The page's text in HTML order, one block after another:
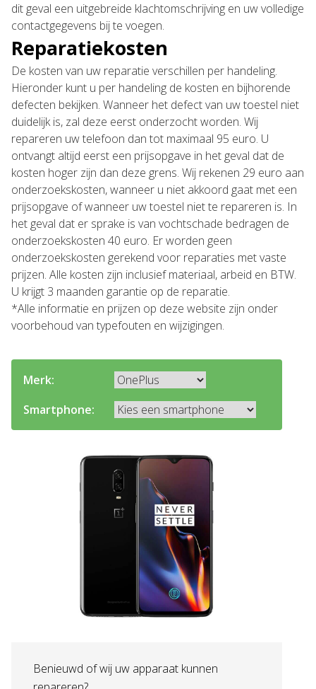
dit geval een uitgebreide klachtomschrijving en uw volledige
contactgegevens bij te voegen.
Reparatiekosten
De kosten van uw reparatie verschillen per handeling.
Hieronder kunt u per handeling de kosten en bijhorende
defecten bekijken. Wanneer het defect van uw toestel niet
duidelijk is, zal deze eerst onderzocht worden. Wij
repareren uw telefoon dan tot maximaal 95 euro. U
ontvangt altijd eerst een prijsopgave in het geval dat de
kosten hoger zijn dan deze grens. Wij rekenen 29 euro aan
onderzoekskosten, wanneer u niet akkoord gaat met een
prijsopgave of wanneer uw toestel niet te repareren is. In
het geval dat er sprake is van vochtschade bedragen de
onderzoekskosten 40 euro. Er worden geen
onderzoekskosten gerekend voor reparaties met vaste
prijzen. Alle kosten zijn inclusief materiaal, arbeid en BTW.
U krijgt 3 maanden garantie op de reparatie.
*Alle informatie en prijzen op deze website zijn onder
voorbehoud van typefouten en wijzigingen.
Merk:
Smartphone:
Benieuwd of wij uw apparaat kunnen